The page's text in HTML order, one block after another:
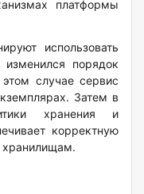
платформы
использовать
порядок
случае сервис
Затем в
хранения и
корректную
хранилищам.